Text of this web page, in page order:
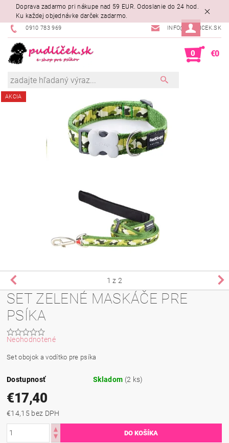
Doprava zadarmo pri nákupe nad 59 EUR. Odoslanie do 24 hod.
Ku každej objednávke darček zadarmo.
0910 783 969 INFO@PUDLICEK.SK
0 €0
AKCIA
1 z 2
SET ZELENÉ MASKÁČE PRE
PSÍKA
Neohodnotené
Set obojok a vodítko pre psíka
Dostupnosť Skladom (2 ks)
€17,40
€14,15 bez DPH